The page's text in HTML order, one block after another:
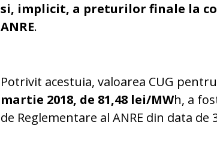
si, implicit, a preturilor finale la
ANRE.
Potrivit acestuia, valoarea CUG
martie 2018, de 81,48 lei/MWh, a
de Reglementare al ANRE din data de